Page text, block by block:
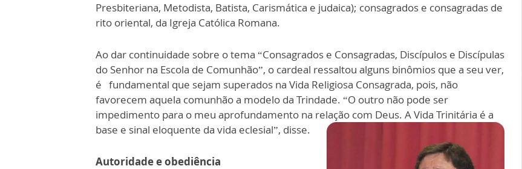
Presbiteriana, Metodista, Batista, Carismática e judaica); consagrados e consagradas de
rito oriental, da Igreja Católica Romana.
Ao dar continuidade sobre o tema “Consagrados e Consagradas, Discípulos e Discípulas
do Senhor na Escola de Comunhão”, o cardeal ressaltou alguns binômios que a seu ver,
é fundamental que sejam superados na Vida Religiosa Consagrada, pois, não
favorecem aquela comunhão a modelo da Trindade. “O outro não pode ser
impedimento para o meu aprofundamento na relação com Deus. A Vida Trinitária é a
base e sinal eloquente da vida eclesial”, disse.
Autoridade e obediência